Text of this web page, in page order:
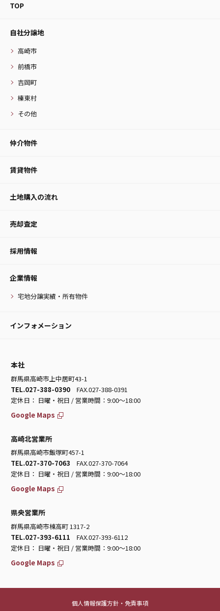
TOP
自社分譲地
高崎市
前橋市
吉岡町
榛東村
その他
仲介物件
賃貸物件
土地購入の流れ
売却査定
採用情報
企業情報
宅地分譲実績・所有物件
インフォメーション
本社
群馬県高崎市上中居町43-1
TEL.027-388-0390 FAX.027-388-0391
定休日： 日曜・祝日 / 営業時間：9:00～18:00
Google Maps
高崎北営業所
群馬県高崎市飯塚町457-1
TEL.027-370-7063 FAX.027-370-7064
定休日： 日曜・祝日 / 営業時間：9:00～18:00
Google Maps
県央営業所
群馬県高崎市棟高町 1317-2
TEL.027-393-6111 FAX.027-393-6112
定休日： 日曜・祝日 / 営業時間：9:00～18:00
Google Maps
個人情報保護方針・免責事項